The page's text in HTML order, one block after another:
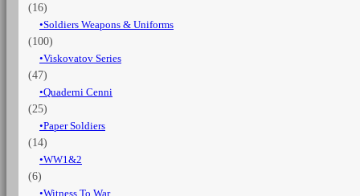
(16)
Soldiers Weapons & Uniforms
(100)
Viskovatov Series
(47)
Quaderni Cenni
(25)
Paper Soldiers
(14)
WW1&2
(6)
Witness To War